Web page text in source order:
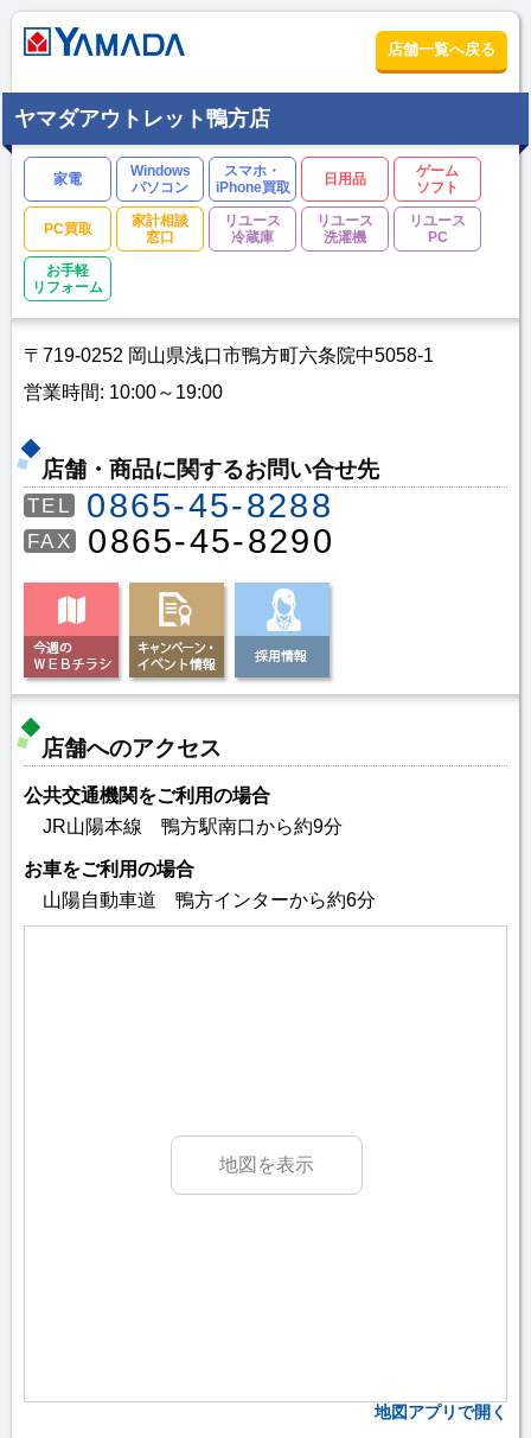
店舗一覧へ戻る
ヤマダアウトレット鴨方店
家電
Windows
パソコン
スマホ・
iPhone買取
日用品
ゲーム
ソフト
PC買取
家計相談
窓口
リユース
冷蔵庫
リユース
洗濯機
リユース
PC
お手軽
リフォーム
〒719-0252 岡山県浅口市鴨方町六条院中5058-1
営業時間: 10:00～19:00
店舗・商品に関するお問い合せ先
TEL 0865-45-8288
FAX 0865-45-8290
店舗へのアクセス
公共交通機関をご利用の場合
JR山陽本線 鴨方駅南口から約9分
お車をご利用の場合
山陽自動車道 鴨方インターから約6分
地図を表示
地図アプリで開く